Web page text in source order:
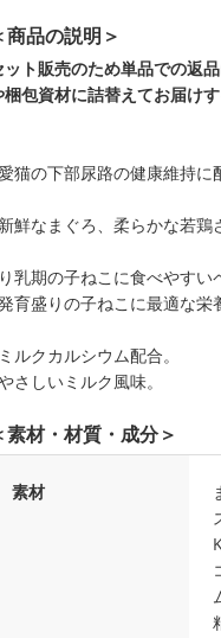
商品の説明＞
ット販売のため単品での返
梱包資材に詰替えてお届け
猫の下部尿路の健康維持に
鮮なまぐろ、柔らかな若鶏
乳期の子ねこに食べやすい
育盛りの子ねこに最適な栄
ルクカルシウム配合。
さしいミルク風味。
素材・材質・成分＞
素材